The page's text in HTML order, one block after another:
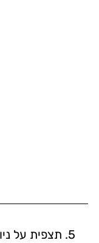
5. תצפית על